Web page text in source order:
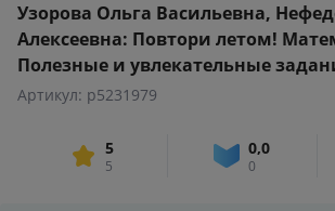
Узорова Ольга Васильевна,
Алексеевна: Повтори летом!
Полезные и увлекательные
Артикул: p5231979
5
5
0,0
0